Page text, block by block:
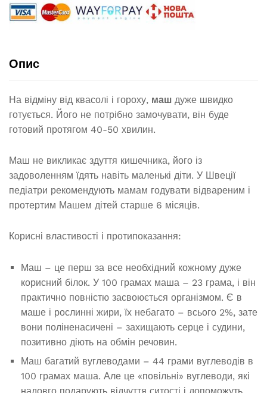
Опис
На відміну від квасолі і гороху, маш дуже швидко
готується. Його не потрібно замочувати, він буде
готовий протягом 40-50 хвилин.
Маш не викликає здуття кишечника, його із
задоволенням їдять навіть маленькі діти. У Швеції
педіатри рекомендують мамам годувати відвареним і
протертим Машем дітей старше 6 місяців.
Корисні властивості і протипоказання:
Маш – це перш за все необхідний кожному дуже
корисний білок. У 100 грамах маша – 23 грама, і він
практично повністю засвоюється організмом. Є в
маше і рослинні жири, їх небагато – всього 2%, зате
вони поліненасичені – захищають серце і судини,
позитивно діють на обмін речовин.
Маш багатий вуглеводами – 44 грами вуглеводів в
100 грамах маша. Але це «повільні» вуглеводи, які
надовго подарують відчуття ситості і допоможуть